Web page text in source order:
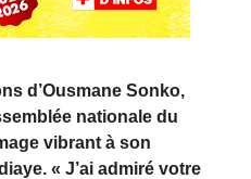
d’Ousmane Sonko,
nationale du
vibrant à son
« J’ai admiré votre